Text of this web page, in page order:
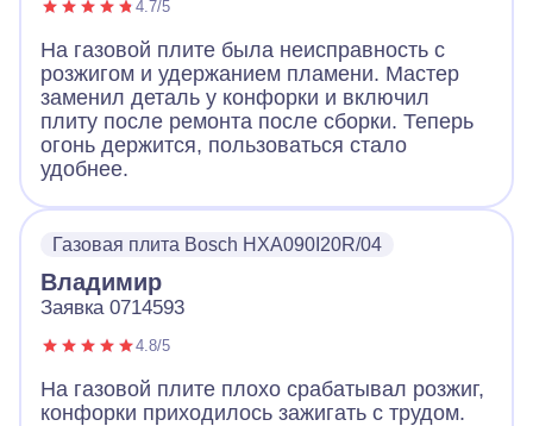
4.7/5
На газовой плите была неисправность с
розжигом и удержанием пламени. Мастер
заменил деталь у конфорки и включил
плиту после ремонта после сборки. Теперь
огонь держится, пользоваться стало
удобнее.
Газовая плита Bosch HXA090I20R/04
Владимир
Заявка 0714593
4.8/5
На газовой плите плохо срабатывал розжиг,
конфорки приходилось зажигать с трудом.